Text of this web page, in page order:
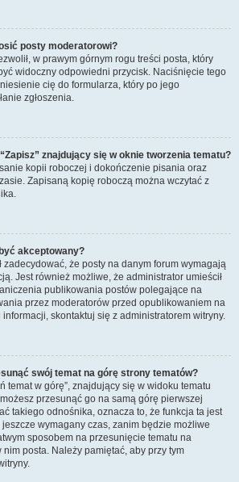
posty moderatorowi?
w prawym górnym rogu treści posta, który
widoczny odpowiedni przycisk. Naciśnięcie tego
cię do formularza, który po jego
zgłoszenia.
znajdujący się w oknie tworzenia tematu?
kopii roboczej i dokończenie pisania oraz
Zapisaną kopię roboczą można wczytać z
akceptowany?
zadecydować, że posty na danym forum wymagają
Jest również możliwe, że administrator umieścił
publikowania postów polegające na
przez moderatorów przed opublikowaniem na
skontaktuj się z administratorem witryny.
swój temat na górę strony tematów?
temat w górę”, znajdujący się w widoku tematu
przesunąć go na samą górę pierwszej
takiego odnośnika, oznacza to, że funkcja ta jest
jeszcze wymagany czas, zanim będzie możliwe
sposobem na przesunięcie tematu na
posta. Należy pamiętać, aby przy tym